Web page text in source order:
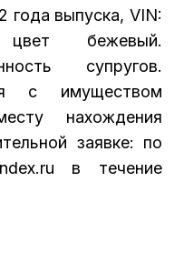
года выпуска, VIN:
цвет бежевый.
супругов.
с имуществом
нахождения
заявке: по
в течение